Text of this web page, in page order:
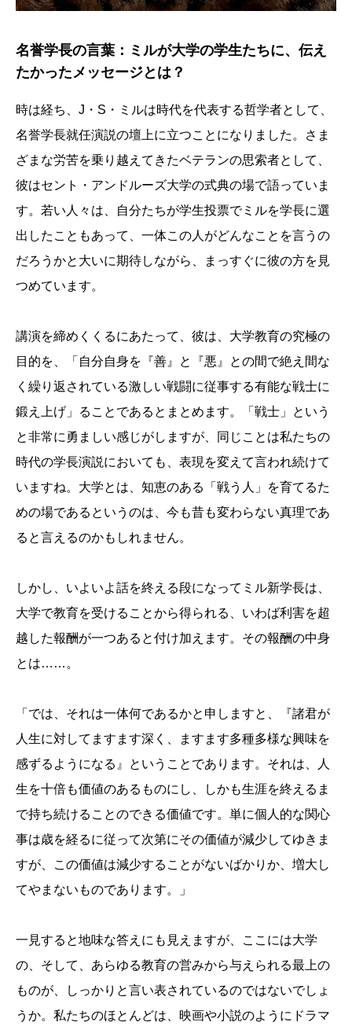
名誉学長の言葉：ミルが大学の学生たちに、伝え
たかったメッセージとは？
時は経ち、J・S・ミルは時代を代表する哲学者として、
名誉学長就任演説の壇上に立つことになりました。さま
ざまな労苦を乗り越えてきたベテランの思索者として、
彼はセント・アンドルーズ大学の式典の場で語っていま
す。若い人々は、自分たちが学生投票でミルを学長に選
出したこともあって、一体この人がどんなことを言うの
だろうかと大いに期待しながら、まっすぐに彼の方を見
つめています。
講演を締めくくるにあたって、彼は、大学教育の究極の
目的を、「自分自身を『善』と『悪』との間で絶え間な
く繰り返されている激しい戦闘に従事する有能な戦士に
鍛え上げ」ることであるとまとめます。「戦士」という
と非常に勇ましい感じがしますが、同じことは私たちの
時代の学長演説においても、表現を変えて言われ続けて
いますね。大学とは、知恵のある「戦う人」を育てるた
めの場であるというのは、今も昔も変わらない真理であ
ると言えるのかもしれません。
しかし、いよいよ話を終える段になってミル新学長は、
大学で教育を受けることから得られる、いわば利害を超
越した報酬が一つあると付け加えます。その報酬の中身
とは……。
「では、それは一体何であるかと申しますと、『諸君が
人生に対してますます深く、ますます多種多様な興味を
感ずるようになる』ということであります。それは、人
生を十倍も価値のあるものにし、しかも生涯を終えるま
で持ち続けることのできる価値です。単に個人的な関心
事は歳を経るに従って次第にその価値が減少してゆきま
すが、この価値は減少することがないばかりか、増大し
てやまないものであります。」
一見すると地味な答えにも見えますが、ここには大学
の、そして、あらゆる教育の営みから与えられる最上の
ものが、しっかりと言い表されているのではないでしょ
うか。私たちのほとんどは、映画や小説のようにドラマ